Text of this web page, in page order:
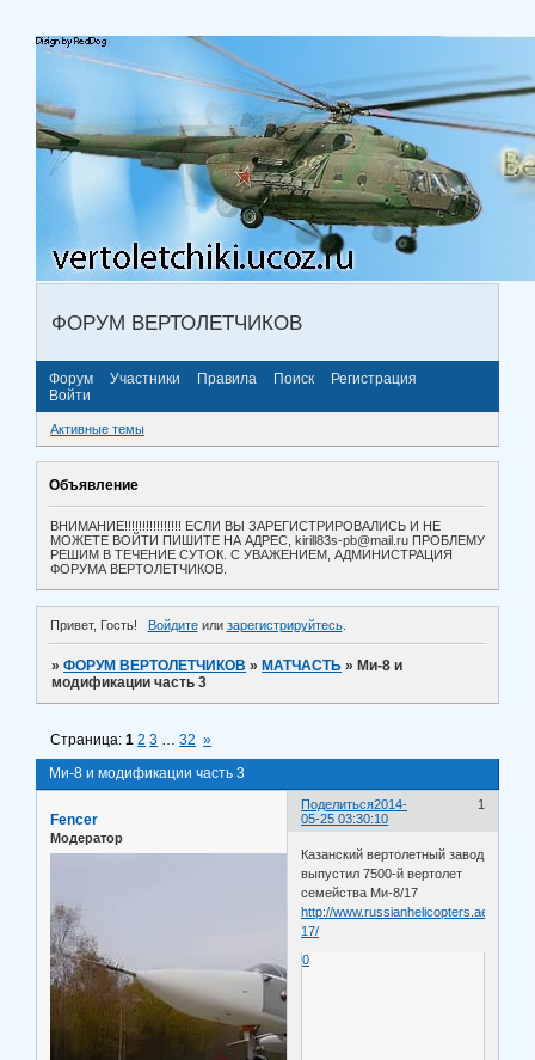
ФОРУМ ВЕРТОЛЕТЧИКОВ
Форум Участники Правила Поиск
Регистрация
Войти
Активные темы
Объявление
ВНИМАНИЕ!!!!!!!!!!!!!!!! ЕСЛИ ВЫ ЗАРЕГИСТРИРОВАЛИСЬ И НЕ
МОЖЕТЕ ВОЙТИ ПИШИТЕ НА АДРЕС, kirill83s-pb@mail.ru ПРОБЛЕМУ
РЕШИМ В ТЕЧЕНИЕ СУТОК. С УВАЖЕНИЕМ, АДМИНИСТРАЦИЯ
ФОРУМА ВЕРТОЛЕТЧИКОВ.
Привет, Гость! Войдитеили зарегистрируйтесь.
»ФОРУМ ВЕРТОЛЕТЧИКОВ » МАТЧАСТЬ » Ми-8 и
модификации часть 3
Ми-8 и модификации часть 3
Страница:1 2 3 … 32 »
Поделиться 1
2014-
05-25 03:30:10
Fencer
Модератор
Казанский вертолетный завод
выпустил 7500-й вертолет
семейства Ми-8/17
http://www.russianhelicopters.aero/r.../
17/
0